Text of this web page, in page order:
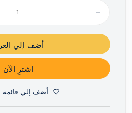
أضف إلي
اشترِ الآن
أضف إلي قائمة